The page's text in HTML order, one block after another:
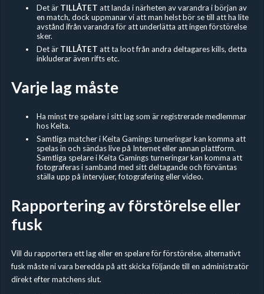
Det är TILLÅTET att landa i närheten av varandra i början av
en match, dock uppmanar vi att man helst bör se till att ha lite
avstånd ifrån varandra för att underlätta att ingen förstörelse
sker.
Det är TILLÅTET att ta loot från andra deltagares kills, detta
inkluderar även rifts etc.
Varje lag måste
Ha minst tre spelare i sitt lag som är registrerade medlemmar
hos Keita.
Samtliga matcher i Keita Gamings turneringar kan komma att
spelas in och sändas live på Internet eller annan plattform.
Samtliga spelare i Keita Gamings turneringar kan komma att
fotograferas i samband med sitt deltagande och förväntas
ställa upp på intervjuer, fotografering eller video.
Rapportering av förstörelse eller
fusk
Vill du rapportera ett lag eller en spelare för förstörelse, alternativt
fusk måste ni vara beredda på att skicka följande till en administratör
direkt efter matchens slut.